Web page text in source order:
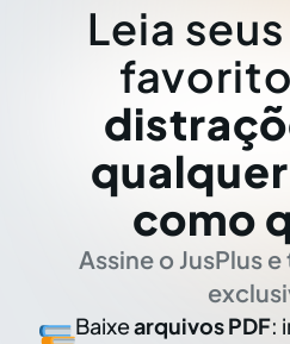
Leia
como
Assine o JusPlus
Baixearquivos PDF: